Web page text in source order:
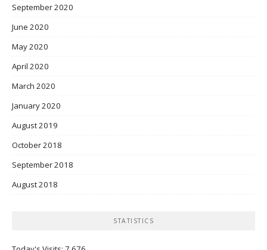
September 2020
June 2020
May 2020
April 2020
March 2020
January 2020
August 2019
October 2018
September 2018
August 2018
STATISTICS